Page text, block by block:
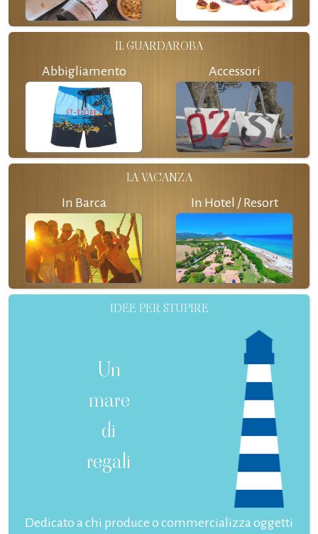
IL GUARDAROBA
Abbigliamento Accessori
LA VACANZA
In Barca In Hotel / Resort
IDEE PER STUPIRE
Un
mare
di
regali
Dedicato a chi produce o commercializza oggetti